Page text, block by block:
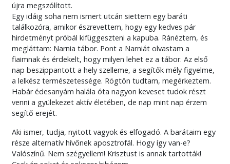
újra megszólított.
Egy idáig soha nem ismert utcán siettem egy baráti
találkozóra, amikor észrevettem, hogy egy kedves pár
hirdetményt próbál kifüggeszteni a kapuba. Ránéztem, és
megláttam: Narnia tábor. Pont a Narniát olvastam a
fiaimnak és érdekelt, hogy milyen lehet ez a tábor. Az első
nap beszippantott a hely szelleme, a segítők mély figyelme,
a lelkész természetessége. Rögtön tudtam, megérkeztem.
Habár édesanyám halála óta nagyon keveset tudok részt
venni a gyülekezet aktív életében, de nap mint nap érzem
segítő erejét.
Aki ismer, tudja, nyitott vagyok és elfogadó. A barátaim egy
része alternatív hívőnek aposztrofál. Hogy így van-e?
Valószínű. Nem szégyellem! Krisztust is annak tartották!